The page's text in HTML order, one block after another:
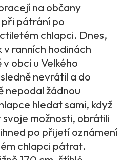
na občany
pátrání po
chlapci. Dnes,
ranních hodinách
obci u Velkého
nevrátil a do
nepodal žádnou
hledat sami, když
možnosti, obrátili
po přijetí oznámení
chlapci pátrat.